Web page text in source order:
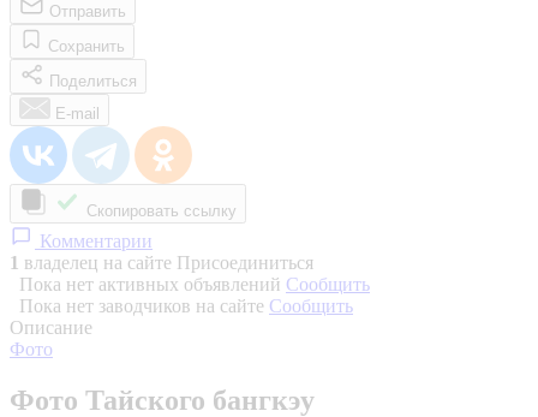
Отправить
Сохранить
Поделиться
E-mail
Скопировать ссылку
Комментарии
1 владелец на сайте Присоединиться
Пока нет активных объявлений Сообщить
Пока нет заводчиков на сайте Сообщить
Описание
Фото
Фото Тайского бангкэу